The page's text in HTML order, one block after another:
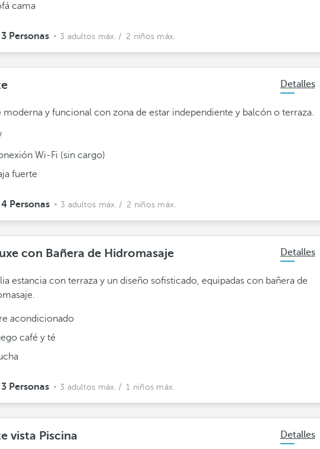
cama
3 Personas 3 adultos máx. / 2 niños máx.
Detalles
moderna y funcional con zona de estar independiente y balcón o terraza.
Wi-Fi (sin cargo)
fuerte
4 Personas 3 adultos máx. / 2 niños máx.
con Bañera de Hidromasaje Detalles
estancia con terraza y un diseño sofisticado, equipadas con bañera de
acondicionado
café y té
3 Personas 3 adultos máx. / 1 niños máx.
vista Piscina Detalles